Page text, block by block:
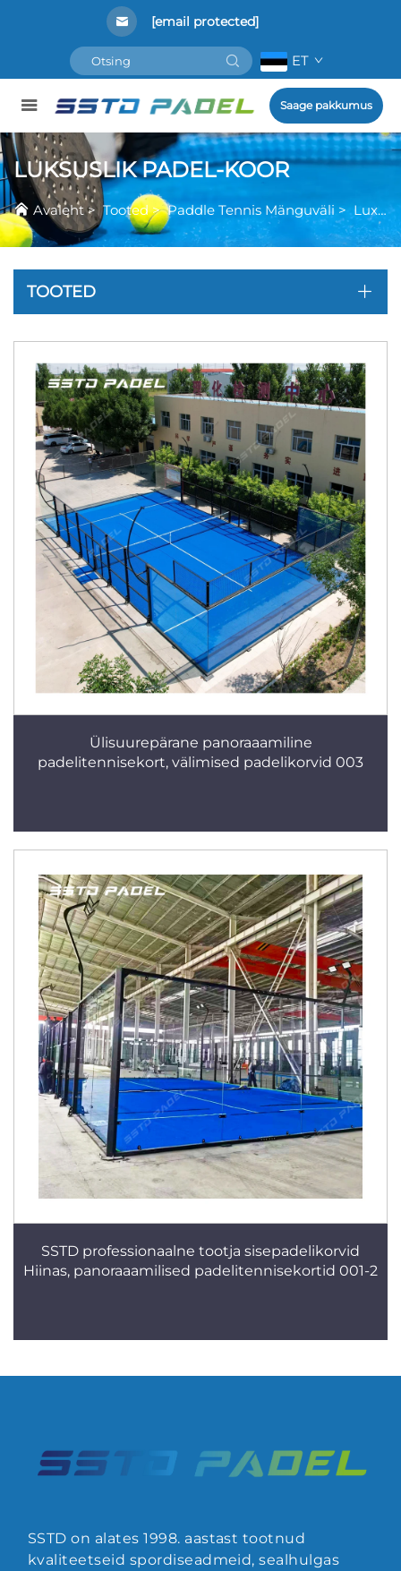
[email protected]
ET
Saage pakkumus
LUKSUSLIK PADEL-KOOR
Avaleht>Tooted>Paddle Tennis Mänguväli >Luxuspadeli Vangla
TOOTED
Ülisuurepärane panoraaamiline
padelitennisekort, välimised padelikorvid 003
SSTD professionaalne tootja sisepadelikorvid
Hiinas, panoraaamilised padelitennisekortid 001-2
SSTD on alates 1998. aastast tootnud
kvaliteetseid spordiseadmeid, sealhulgas